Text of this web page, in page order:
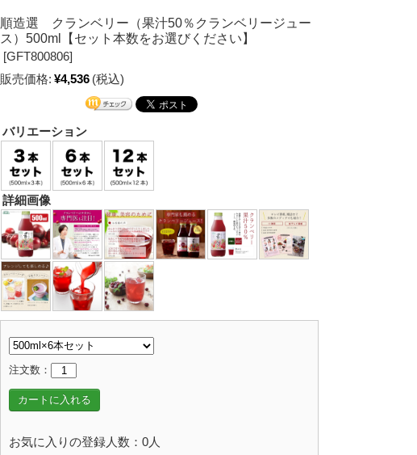
順造選 クランベリー（果汁50％クランベリージュー
ス）500ml【セット本数をお選びください】
[GFT800806]
販売価格: ¥4,536 (税込)
バリエーション
詳細画像
注文数：
カートに入れる
お気に入りの登録人数：0人